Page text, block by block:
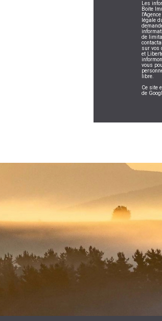
Les
Boite
légale
de
sur vos
et
vous
libre.
Ce site
de